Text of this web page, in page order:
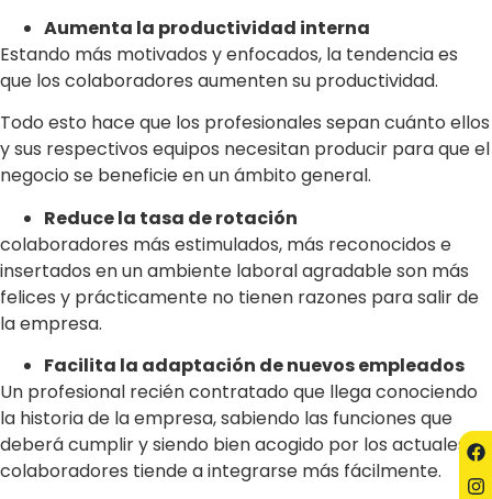
Aumenta la productividad interna
Estando más motivados y enfocados, la tendencia es
que los colaboradores aumenten su productividad.
Todo esto hace que los profesionales sepan cuánto ellos
y sus respectivos equipos necesitan producir para que el
negocio se beneficie en un ámbito general.
Reduce la tasa de rotación
colaboradores más estimulados, más reconocidos e
insertados en un ambiente laboral agradable son más
felices y prácticamente no tienen razones para salir de
la empresa.
Facilita la adaptación de nuevos empleados
Un profesional recién contratado que llega conociendo
la historia de la empresa, sabiendo las funciones que
deberá cumplir y siendo bien acogido por los actuales
colaboradores tiende a integrarse más fácilmente.